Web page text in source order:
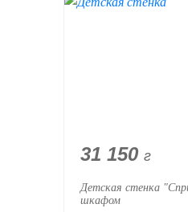
31 150 г
Детская стенка
шкафом